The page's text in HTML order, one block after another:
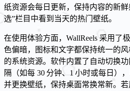
纸资源会每日更新，保持内容的新
选”栏目中看到当天的热门壁纸。
在使用体验方面，WallReels 采用了
色偏暗，图标和文字都保持统一的
的系统资源。软件内置了自动切换
隔（如每 30 分钟、1 小时或每日）
并更换壁纸，保持桌面常换常新。